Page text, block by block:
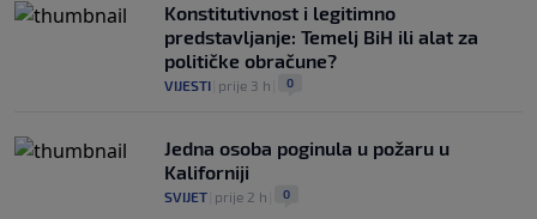
Konstitutivnost i legitimno
predstavljanje: Temelj BiH ili alat za
političke obračune?
VIJESTI prije 3 h 0
Jedna osoba poginula u požaru u
Kaliforniji
SVIJET prije 2 h 0